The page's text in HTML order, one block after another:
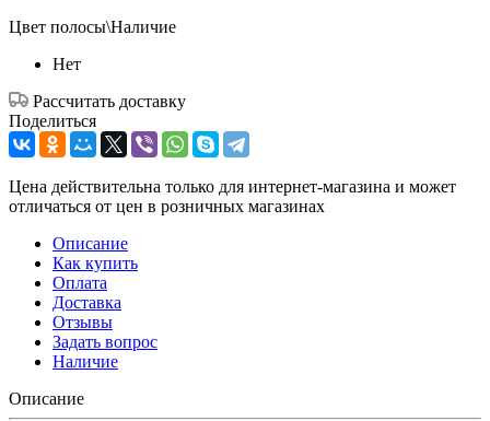
Цвет полосы\Наличие
Нет
Рассчитать доставку
Поделиться
Цена действительна только для интернет-магазина и может
отличаться от цен в розничных магазинах
Описание
Как купить
Оплата
Доставка
Отзывы
Задать вопрос
Наличие
Описание